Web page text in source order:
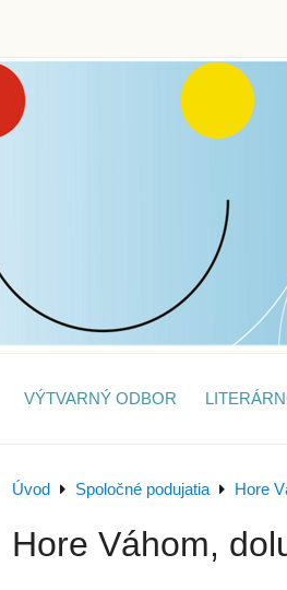
VÝTVARNÝ ODBOR
Úvod Spoločné podujatia Hore
Hore Váhom,